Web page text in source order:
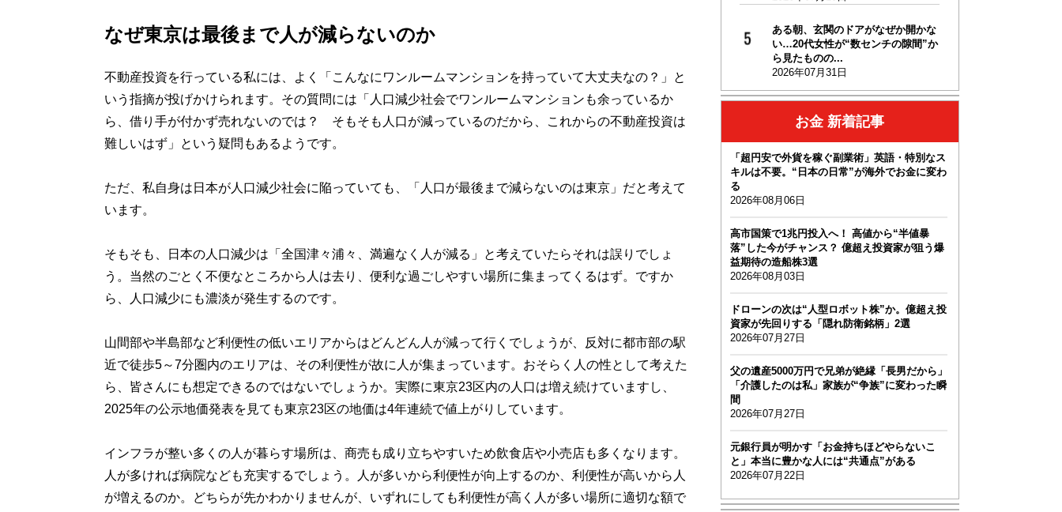
なぜ東京は最後まで人が減らないのか
不動産投資を行っている私には、よく「こんなにワンルームマンションを持っていて大丈夫なの？」と
いう指摘が投げかけられます。その質問には「人口減少社会でワンルームマンションも余っているか
ら、借り手が付かず売れないのでは？ そもそも人口が減っているのだから、これからの不動産投資は
難しいはず」という疑問もあるようです。
ただ、私自身は日本が人口減少社会に陥っていても、「人口が最後まで減らないのは東京」だと考えて
います。
そもそも、日本の人口減少は「全国津々浦々、満遍なく人が減る」と考えていたらそれは誤りでしょ
う。当然のごとく不便なところから人は去り、便利な過ごしやすい場所に集まってくるはず。ですか
ら、人口減少にも濃淡が発生するのです。
山間部や半島部など利便性の低いエリアからはどんどん人が減って行くでしょうが、反対に都市部の駅
近で徒歩5～7分圏内のエリアは、その利便性が故に人が集まっています。おそらく人の性として考えた
ら、皆さんにも想定できるのではないでしょうか。実際に東京23区内の人口は増え続けていますし、
2025年の公示地価発表を見ても東京23区の地価は4年連続で値上がりしています。
インフラが整い多くの人が暮らす場所は、商売も成り立ちやすいため飲食店や小売店も多くなります。
人が多ければ病院なども充実するでしょう。人が多いから利便性が向上するのか、利便性が高いから人
が増えるのか。どちらが先かわかりませんが、いずれにしても利便性が高く人が多い場所に適切な額で
ある朝、玄関のドアがなぜか開かな
い…20代女性が“数センチの隙間”か
ら見たものの...
2026年07月31日
お金 新着記事
「超円安で外貨を稼ぐ副業術」英語・特別なス
キルは不要。“日本の日常”が海外でお金に変わ
る
2026年08月06日
高市国策で1兆円投入へ！ 高値から“半値暴
落”した今がチャンス？ 億超え投資家が狙う爆
益期待の造船株3選
2026年08月03日
ドローンの次は“人型ロボット株”か。億超え投
資家が先回りする「隠れ防衛銘柄」2選
2026年07月27日
父の遺産5000万円で兄弟が絶縁「長男だから」
「介護したのは私」家族が“争族”に変わった瞬
間
2026年07月27日
元銀行員が明かす「お金持ちほどやらないこ
と」本当に豊かな人には“共通点”がある
2026年07月22日